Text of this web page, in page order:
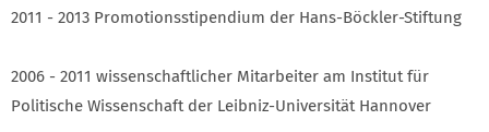
2011 - 2013 Promotionsstipendium der Hans-Böckler-Stiftung
2006 - 2011 wissenschaftlicher Mitarbeiter am Institut für
Politische Wissenschaft der Leibniz-Universität Hannover